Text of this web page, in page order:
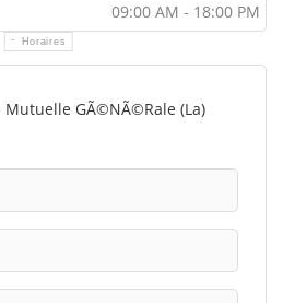
09:00 AM - 18:00 PM
Horaires
Mutuelle GÃ©nÃ©rale (La)